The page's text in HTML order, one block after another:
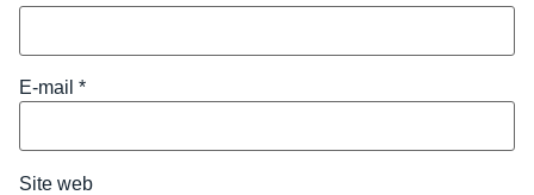
E-mail *
Site web